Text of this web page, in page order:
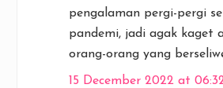
pengalaman pergi-pergi
pandemi, jadi agak kaget
orang-orang yang
15 December 2022 at